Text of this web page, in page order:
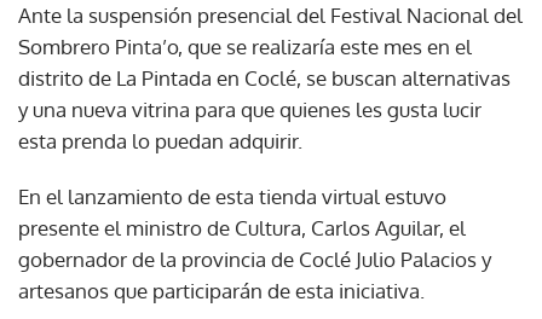
Ante la suspensión presencial del Festival Nacional del
Sombrero Pinta’o, que se realizaría este mes en el
distrito de La Pintada en Coclé, se buscan alternativas
y una nueva vitrina para que quienes les gusta lucir
esta prenda lo puedan adquirir.
En el lanzamiento de esta tienda virtual estuvo
presente el ministro de Cultura, Carlos Aguilar, el
gobernador de la provincia de Coclé Julio Palacios y
artesanos que participarán de esta iniciativa.